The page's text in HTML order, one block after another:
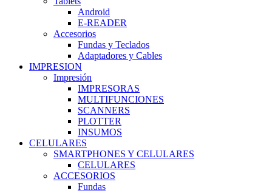
Android
E-READER
Accesorios
Fundas y Teclados
Adaptadores y Cables
IMPRESION
Impresión
IMPRESORAS
MULTIFUNCIONES
SCANNERS
PLOTTER
INSUMOS
CELULARES
SMARTPHONES Y CELULARES
CELULARES
ACCESORIOS
Fundas